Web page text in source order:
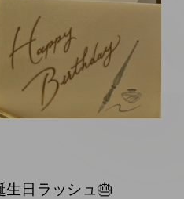
生日ラッシュ🎂